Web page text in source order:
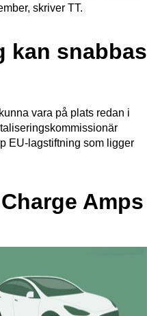
skriver TT.
kan snabbas
vara på plats redan i
EU-lagstiftning som ligger
Amps